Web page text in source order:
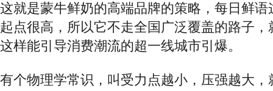
这就是蒙牛鲜奶的高端品牌的策略，每日鲜语
起点很高，所以它不走全国广泛覆盖的路子
这样能引导消费潮流的超一线城市引爆。
有个物理学常识，叫受力点越小，压强越大，